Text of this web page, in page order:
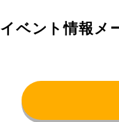
イベント情報メ